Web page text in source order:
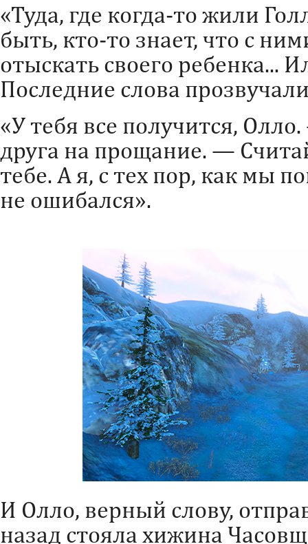
«Туда, где когда-то жили
быть, кто-то знает, что с
отыскать своего ребенка...
Последние слова
«У тебя все получится,
друга на прощание. —
тебе. А я, с тех пор, как мы
не ошибался».
И Олло, верный слову,
назад стояла хижина